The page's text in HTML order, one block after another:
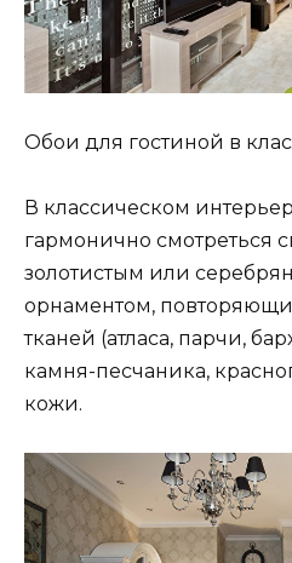
Обои для гостиной в
В классическом
гармонично смотреться
золотистым или
орнаментом,
тканей (атласа, парчи,
камня-песчаника,
кожи.